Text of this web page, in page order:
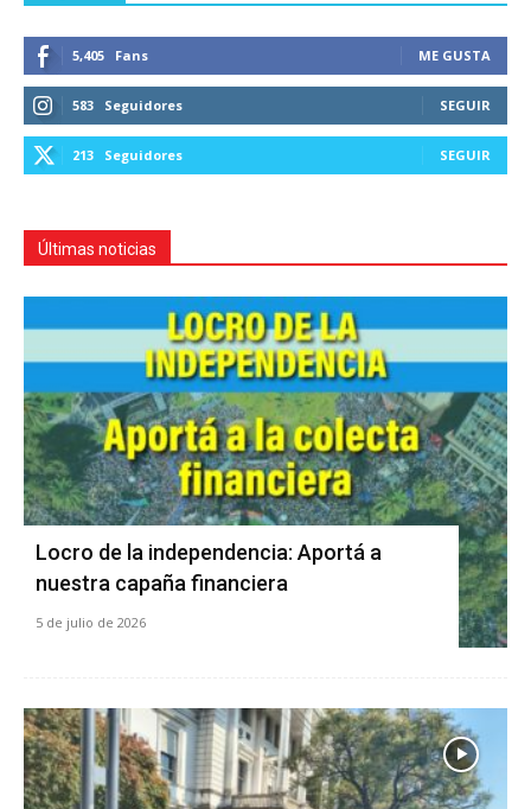
5,405 Fans ME GUSTA
583 Seguidores SEGUIR
213 Seguidores SEGUIR
Últimas noticias
Locro de la independencia: Aportá a
nuestra capaña financiera
5 de julio de 2026